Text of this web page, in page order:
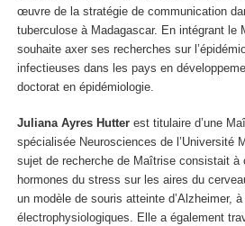
œuvre de la stratégie de communication
tuberculose à Madagascar. En intégrant le
souhaite axer ses recherches sur
infectieuses dans les pays en
doctorat en épidémiologie.
Juliana Ayres Hutter est titulaire d’une
spécialisée Neurosciences de l’Université
sujet de recherche de Maîtrise consistait à
hormones du stress sur les aires du
un modèle de souris atteinte d’Alzheimer,
électrophysiologiques. Elle a également